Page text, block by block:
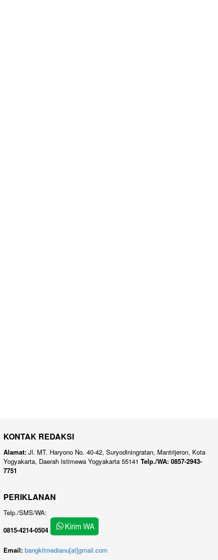
KONTAK REDAKSI
Alamat: Jl. MT. Haryono No. 40-42, Suryodiningratan, Mantrijeron, Kota
Yogyakarta, Daerah Istimewa Yogyakarta 55141 Telp./WA: 0857-2943-
7751
PERIKLANAN
Telp./SMS/WA:
0815-4214-0504
Email: bangkitmedianu[at]gmail.com